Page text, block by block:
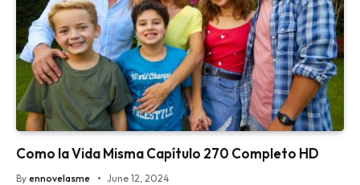
Como la Vida Misma Capítulo 270 Completo HD
By ennovelasme June 12, 2024